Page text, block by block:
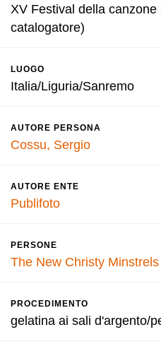
XV Festival della canzone
catalogatore)
LUOGO
Italia/Liguria/Sanremo
AUTORE PERSONA
Cossu, Sergio
AUTORE ENTE
Publifoto
PERSONE
The New Christy Minstrels
PROCEDIMENTO
gelatina ai sali d'argento/